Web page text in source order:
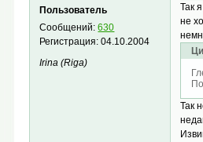
Пользователь
Сообщений:630
Регистрация:04.10.2004
Irina (Riga)
Так
не
Так